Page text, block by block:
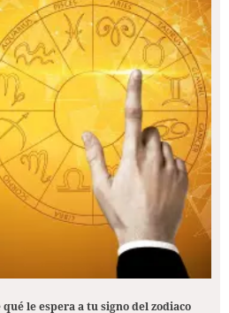
le espera a tu signo del zodiaco